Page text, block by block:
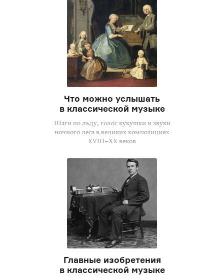
Что можно услышать
в классической музыке
Шаги по льду, голос кукушки и звуки
ночного леса в великих композициях
XVIII–XX веков
Главные изобретения
в классической музыке